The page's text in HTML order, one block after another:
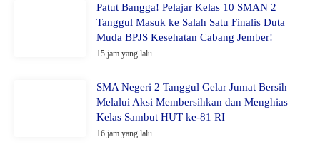
Patut Bangga! Pelajar Kelas 10 SMAN 2
Tanggul Masuk ke Salah Satu Finalis Duta
Muda BPJS Kesehatan Cabang Jember!
15 jam yang lalu
SMA Negeri 2 Tanggul Gelar Jumat Bersih
Melalui Aksi Membersihkan dan Menghias
Kelas Sambut HUT ke-81 RI
16 jam yang lalu